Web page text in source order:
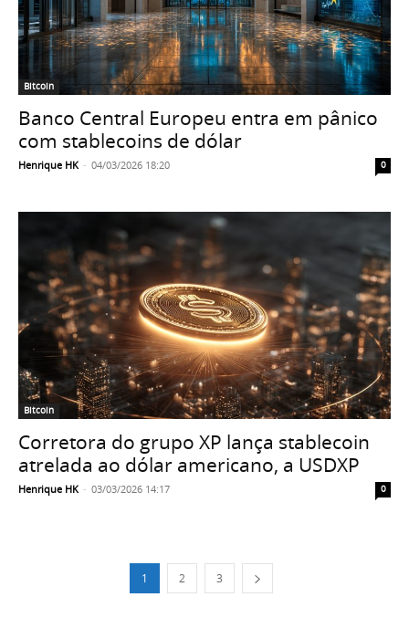
Bitcoin
Banco Central Europeu entra em pânico
com stablecoins de dólar
Henrique HK - 04/03/2026 18:20 0
Bitcoin
Corretora do grupo XP lança stablecoin
atrelada ao dólar americano, a USDXP
Henrique HK - 03/03/2026 14:17 0
1 2 3